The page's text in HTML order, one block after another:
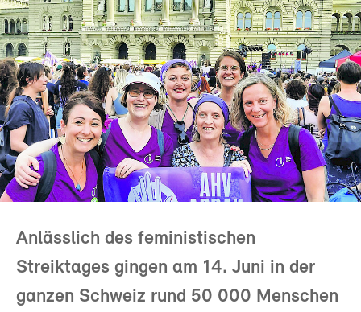
Anlässlich des feministischen
Streiktages gingen am 14. Juni in der
ganzen Schweiz rund 50 000 Menschen